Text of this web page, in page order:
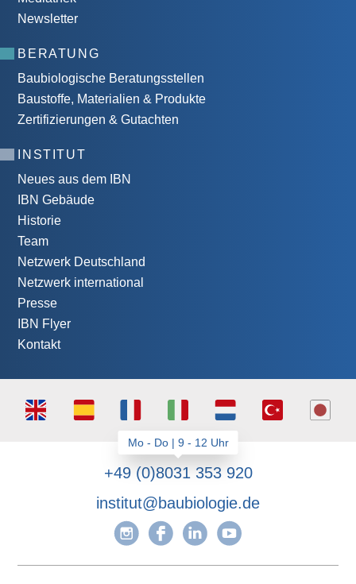
Newsletter
BERATUNG
Baubiologische Beratungsstellen
Baustoffe, Materialien & Produkte
Zertifizierungen & Gutachten
INSTITUT
Neues aus dem IBN
IBN Gebäude
Historie
Team
Netzwerk Deutschland
Netzwerk international
Presse
IBN Flyer
Kontakt
+49 (0)8031 353 920
institut@baubiologie.de